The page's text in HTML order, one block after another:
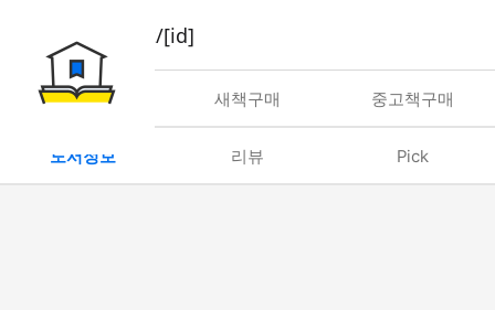
book/rent/[id]
대여 새책구매 중고책구매
도서정보 리뷰 Pick